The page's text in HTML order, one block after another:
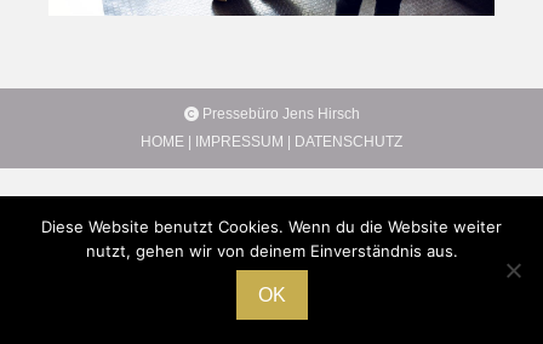
Pressebüro Jens Hirsch
HOME
IMPRESSUM DATENSCHUTZ
Diese Website benutzt Cookies. Wenn du die Website weiter
nutzt, gehen wir von deinem Einverständnis aus.
OK